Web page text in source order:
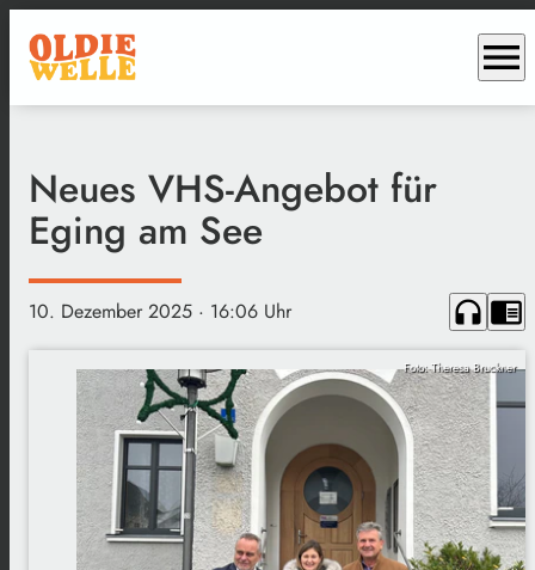
menu
Neues VHS-Angebot für
Eging am See
10. Dezember 2025 · 16:06 Uhr headphones chrome_reader_mode
Foto: Theresa Bruckner